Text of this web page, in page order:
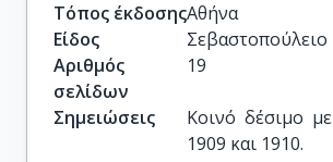
Τόπος έκδοσηςΑθήνα
Είδος
Αριθμός
σελίδων
19
Σημειώσεις
Κοινό δέσιμο
1909 και 1910.